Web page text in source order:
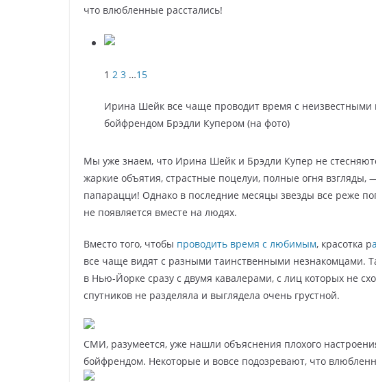
что влюбленные расстались!
1 2 3 …15
Ирина Шейк все чаще проводит время с
бойфрендом Брэдли Купером (на фото)
Мы уже знаем, что Ирина Шейк и Брэдли Купер не
жаркие объятия, страстные поцелуи, полные огня
папарацци! Однако в последние месяцы звезды все реже
не появляется вместе на людях.
Вместо того, чтобы проводить время с любимым, красотка р
все чаще видят с разными таинственными незнакомцами.
в Нью-Йорке сразу с двумя кавалерами, с лиц которых не
спутников не разделяла и выглядела очень грустной.
СМИ, разумеется, уже нашли объяснения плохого
бойфрендом. Некоторые и вовсе подозревают, что